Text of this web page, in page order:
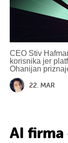
CEO Stiv
korisnika jer
Ohanijan
22. MAR
AI firma